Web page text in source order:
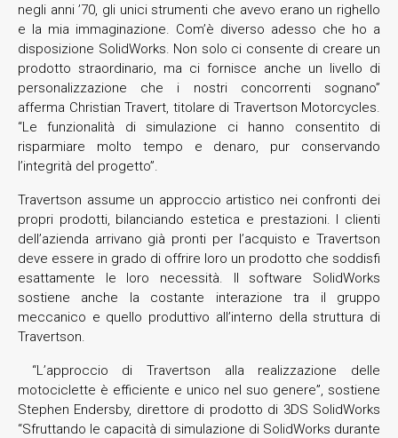
negli anni ’70, gli unici strumenti che avevo erano un righello
e la mia immaginazione. Com’è diverso adesso che ho a
disposizione SolidWorks. Non solo ci consente di creare un
prodotto straordinario, ma ci fornisce anche un livello di
personalizzazione che i nostri concorrenti sognano”
afferma Christian Travert, titolare di Travertson Motorcycles.
“Le funzionalità di simulazione ci hanno consentito di
risparmiare molto tempo e denaro, pur conservando
l’integrità del progetto”.
Travertson assume un approccio artistico nei confronti dei
propri prodotti, bilanciando estetica e prestazioni. I clienti
dell’azienda arrivano già pronti per l’acquisto e Travertson
deve essere in grado di offrire loro un prodotto che soddisfi
esattamente le loro necessità. Il software SolidWorks
sostiene anche la costante interazione tra il gruppo
meccanico e quello produttivo all’interno della struttura di
Travertson.
“L’approccio di Travertson alla realizzazione delle
motociclette è efficiente e unico nel suo genere”, sostiene
Stephen Endersby, direttore di prodotto di 3DS SolidWorks
“Sfruttando le capacità di simulazione di SolidWorks durante